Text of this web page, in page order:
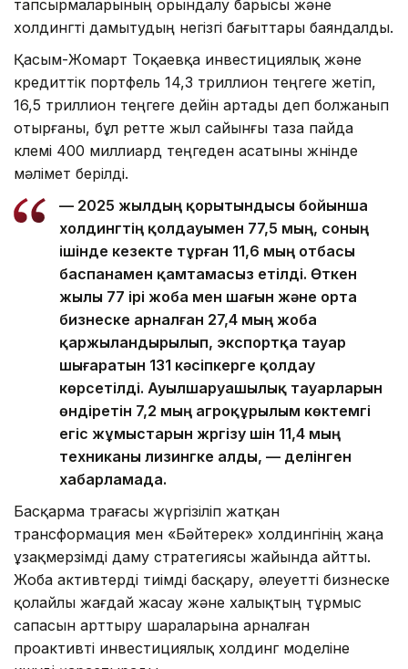
тапсырмаларының орындалу барысы және
холдингті дамытудың негізгі бағыттары баяндалды.
Қасым-Жомарт Тоқаевқа инвестициялық және
кредиттік портфель 14,3 триллион теңгеге жетіп,
16,5 триллион теңгеге дейін артады деп болжанып
отырғаны, бұл ретте жыл сайынғы таза пайда
көлемі 400 миллиард теңгеден асатыны жөнінде
мәлімет берілді.
— 2025 жылдың қорытындысы бойынша
холдингтің қолдауымен 77,5 мың, соның
ішінде кезекте тұрған 11,6 мың отбасы
баспанамен қамтамасыз етілді. Өткен
жылы 77 ірі жоба мен шағын және орта
бизнеске арналған 27,4 мың жоба
қаржыландырылып, экспортқа тауар
шығаратын 131 кәсіпкерге қолдау
көрсетілді. Ауылшаруашылық тауарларын
өндіретін 7,2 мың агроқұрылым көктемгі
егіс жұмыстарын жүргізу үшін 11,4 мың
техниканы лизингке алды, — делінген
хабарламада.
Басқарма төрағасы жүргізіліп жатқан
трансформация мен «Бәйтерек» холдингінің жаңа
ұзақмерзімді даму стратегиясы жайында айтты.
Жоба активтерді тиімді басқару, әлеуетті бизнеске
қолайлы жағдай жасау және халықтың тұрмыс
сапасын арттыру шараларына арналған
проактивті инвестициялық холдинг моделіне